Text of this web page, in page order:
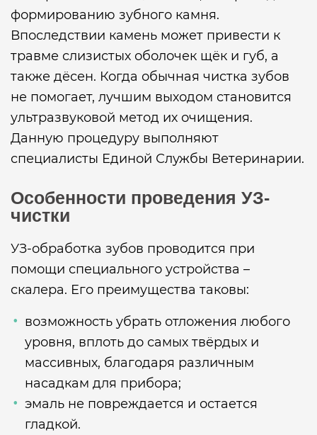
формированию зубного камня.
Впоследствии камень может привести к
травме слизистых оболочек щёк и губ, а
также дёсен. Когда обычная чистка зубов
не помогает, лучшим выходом становится
ультразвуковой метод их очищения.
Данную процедуру выполняют
специалисты Единой Службы Ветеринарии.
Особенности проведения УЗ-
чистки
УЗ-обработка зубов проводится при
помощи специального устройства –
скалера. Его преимущества таковы:
возможность убрать отложения любого
уровня, вплоть до самых твёрдых и
массивных, благодаря различным
насадкам для прибора;
эмаль не повреждается и остается
гладкой.